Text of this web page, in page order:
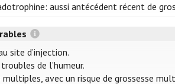
aussi antécédent récent de
site d’injection.
de l’humeur.
avec un risque de grossesse